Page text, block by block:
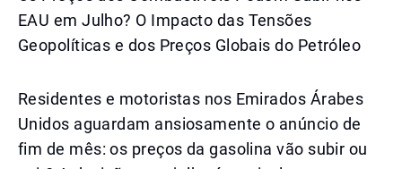
EAU em Julho? O Impacto das Tensões
Geopolíticas e dos Preços Globais do Petróleo
Residentes e motoristas nos Emirados Árabes
Unidos aguardam ansiosamente o anúncio de
fim de mês: os preços da gasolina vão subir ou